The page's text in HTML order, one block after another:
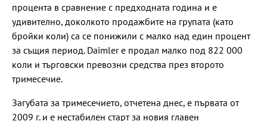
процента в сравнение с предходната година и е
удивително, доколкото продажбите на групата (като
бройки коли) са се понижили с малко над един процент
за същия период. Daimler е продал малко под 822 000
коли и търговски превозни средства през второто
тримесечие.
Загубата за тримесечието, отчетена днес, е първата от
2009 г. и е нестабилен старт за новия главен